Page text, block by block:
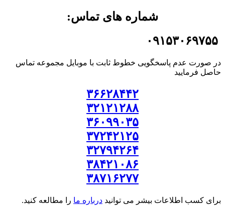
شماره های تماس:
در صورت عدم پاسخگویی خطوط ثابت با موبایل مجموعه تماس
حاصل فرمایید
۳۶۶۲۸۴۴۲
۳۲۱۲۱۲۸۸
۳۶۰۹۹۰۳۵
۳۷۲۴۲۱۲۵
۳۲۷۹۴۲۶۴
۳۸۴۲۱۰۸۶
۳۸۷۱۶۲۷۷
برای کسب اطلاعات بیشر می توانید درباره ما را مطالعه کنید.